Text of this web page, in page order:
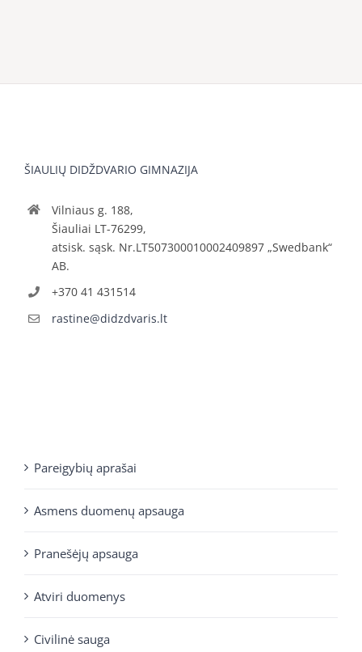
ŠIAULIŲ DIDŽDVARIO GIMNAZIJA
Vilniaus g. 188,
Šiauliai LT-76299,
atsisk. sąsk. Nr.LT507300010002409897 „Swedbank“
AB.
+370 41 431514
rastine@didzdvaris.lt
Pareigybių aprašai
Asmens duomenų apsauga
Pranešėjų apsauga
Atviri duomenys
Civilinė sauga